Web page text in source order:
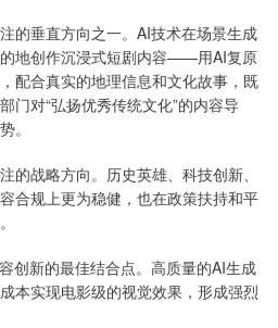
的垂直方向之一。AI技术在场景生成
地创作沉浸式短剧内容——用AI复原
配合真实的地理信息和文化故事，既
门对“弘扬优秀传统文化”的内容导
。
的战略方向。历史英雄、科技创新、
合规上更为稳健，也在政策扶持和平
创新的最佳结合点。高质量的AI生成
本实现电影级的视觉效果，形成强烈